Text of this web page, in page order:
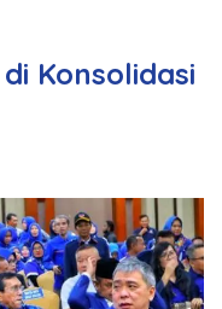
Konsolidasi